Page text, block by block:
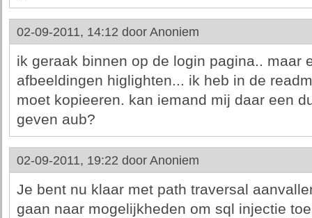
02-09-2011, 14:12 door Anoniem
ik geraak binnen op de login pagina.. maar
afbeeldingen higlighten... ik heb in de
moet kopieeren. kan iemand mij daar een
geven aub?
02-09-2011, 19:22 door Anoniem
Je bent nu klaar met path traversal
gaan naar mogelijkheden om sql injectie